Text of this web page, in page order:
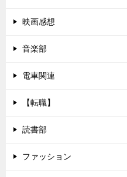
映画感想
音楽部
電車関連
【転職】
読書部
ファッション